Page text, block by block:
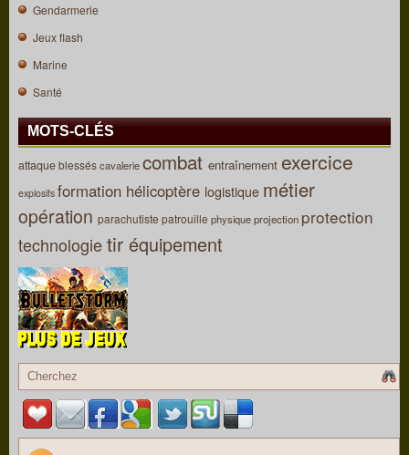
Gendarmerie
Jeux flash
Marine
Santé
MOTS-CLÉS
attaqueblesséscavaleriecombat entraînement exercice
explosifs formation hélicoptère logistique métier
opération parachutiste patrouille physiqueprojection protection
technologietir équipement